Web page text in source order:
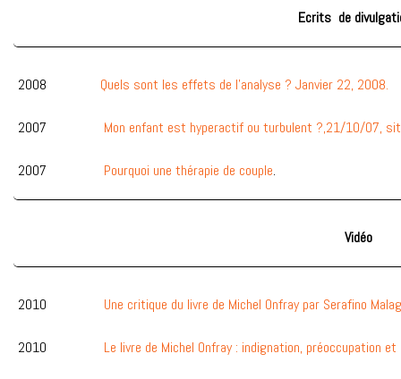
Ecrits de
2008 Quels sont les effets de l'analyse ? Janvier 22, 2008.
2007 Mon enfant est hyperactif ou turbulent ?,21/10/07,
2007 Pourquoi une thérapie de couple.
Vidéo
2010 Une critique du livre de Michel Onfray par Serafino
2010 Le livre de Michel Onfray : indignation, préoccupation